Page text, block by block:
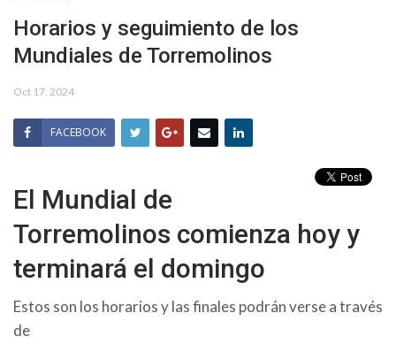
Horarios y seguimiento de los
Mundiales de Torremolinos
Oct 17, 2024
FACEBOOK
El Mundial de
Torremolinos comienza hoy y
terminará el domingo
Estos son los horarios y las finales podrán verse a través
de